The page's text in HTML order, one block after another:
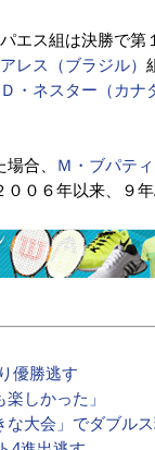
エス組は決勝で第
レス（ブラジル）
Ｄ・ネスター（カナ
合、 Ｍ・ブパティ
０６年以来、９年
優勝逃す
楽しかった」
な大会」でダブル